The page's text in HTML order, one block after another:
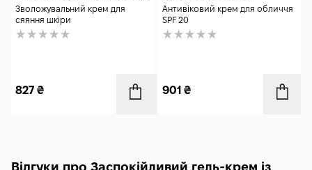
Зволожувальний крем для
сяяння шкіри
827 ₴
Антивіковий крем для обличчя
SPF 20
901 ₴
Відгуки про Заспокійливий гель-крем із